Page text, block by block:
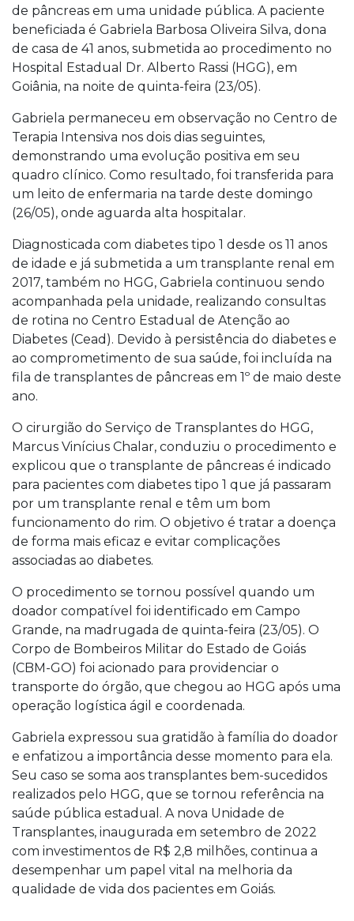
de pâncreas em uma unidade pública. A paciente
beneficiada é Gabriela Barbosa Oliveira Silva, dona
de casa de 41 anos, submetida ao procedimento no
Hospital Estadual Dr. Alberto Rassi (HGG), em
Goiânia, na noite de quinta-feira (23/05).
Gabriela permaneceu em observação no Centro de
Terapia Intensiva nos dois dias seguintes,
demonstrando uma evolução positiva em seu
quadro clínico. Como resultado, foi transferida para
um leito de enfermaria na tarde deste domingo
(26/05), onde aguarda alta hospitalar.
Diagnosticada com diabetes tipo 1 desde os 11 anos
de idade e já submetida a um transplante renal em
2017, também no HGG, Gabriela continuou sendo
acompanhada pela unidade, realizando consultas
de rotina no Centro Estadual de Atenção ao
Diabetes (Cead). Devido à persistência do diabetes e
ao comprometimento de sua saúde, foi incluída na
fila de transplantes de pâncreas em 1º de maio deste
ano.
O cirurgião do Serviço de Transplantes do HGG,
Marcus Vinícius Chalar, conduziu o procedimento e
explicou que o transplante de pâncreas é indicado
para pacientes com diabetes tipo 1 que já passaram
por um transplante renal e têm um bom
funcionamento do rim. O objetivo é tratar a doença
de forma mais eficaz e evitar complicações
associadas ao diabetes.
O procedimento se tornou possível quando um
doador compatível foi identificado em Campo
Grande, na madrugada de quinta-feira (23/05). O
Corpo de Bombeiros Militar do Estado de Goiás
(CBM-GO) foi acionado para providenciar o
transporte do órgão, que chegou ao HGG após uma
operação logística ágil e coordenada.
Gabriela expressou sua gratidão à família do doador
e enfatizou a importância desse momento para ela.
Seu caso se soma aos transplantes bem-sucedidos
realizados pelo HGG, que se tornou referência na
saúde pública estadual. A nova Unidade de
Transplantes, inaugurada em setembro de 2022
com investimentos de R$ 2,8 milhões, continua a
desempenhar um papel vital na melhoria da
qualidade de vida dos pacientes em Goiás.